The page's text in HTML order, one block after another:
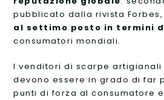
pubblicato dalla rivista Forbes,
al settimo posto in termini
consumatori mondiali.
I venditori di scarpe artigianali
devono essere in grado di far
punti di forza al consumatore